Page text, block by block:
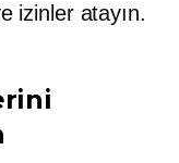
izinler atayın.